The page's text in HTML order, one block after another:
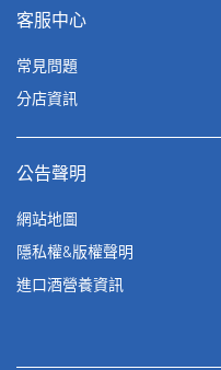
客服中心
常見問題
分店資訊
公告聲明
網站地圖
隱私權&版權聲明
進口酒營養資訊